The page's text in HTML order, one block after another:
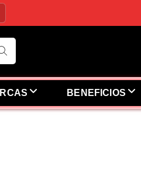
BENEFICIOS